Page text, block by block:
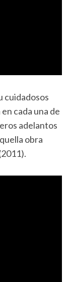
cuidadosos
cada una de
adelantos
obra